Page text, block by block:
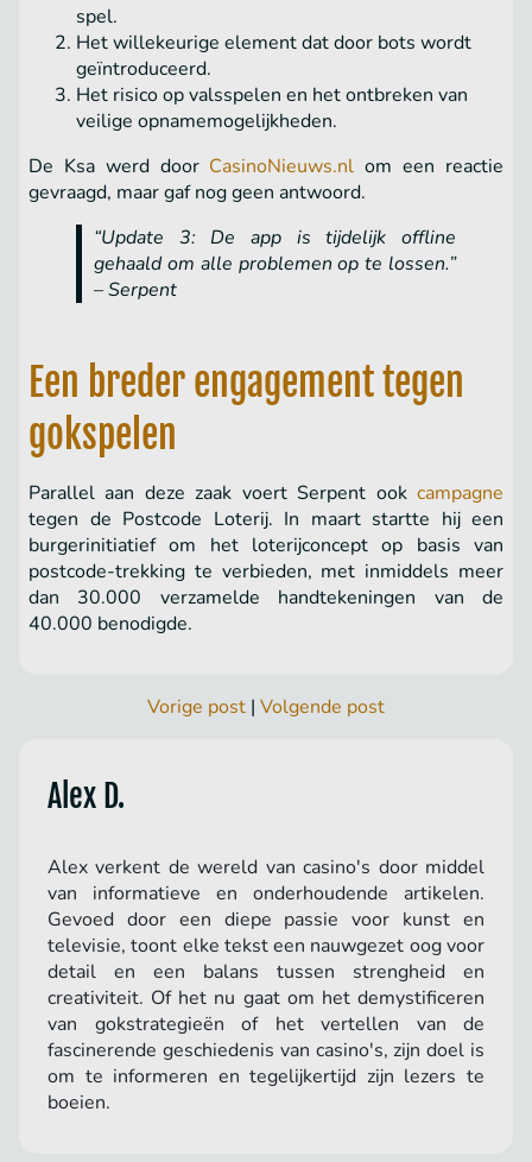
spel.
Het willekeurige element dat door bots wordt
geïntroduceerd.
Het risico op valsspelen en het ontbreken van
veilige opnamemogelijkheden.
De Ksa werd door CasinoNieuws.nl om een reactie
gevraagd, maar gaf nog geen antwoord.
“Update 3: De app is tijdelijk offline
gehaald om alle problemen op te lossen.”
– Serpent
Een breder engagement tegen
gokspelen
Parallel aan deze zaak voert Serpent ook campagne
tegen de Postcode Loterij. In maart startte hij een
burgerinitiatief om het loterijconcept op basis van
postcode-trekking te verbieden, met inmiddels meer
dan 30.000 verzamelde handtekeningen van de
40.000 benodigde.
Vorige post | Volgende post
Alex D.
Alex verkent de wereld van casino's door middel
van informatieve en onderhoudende artikelen.
Gevoed door een diepe passie voor kunst en
televisie, toont elke tekst een nauwgezet oog voor
detail en een balans tussen strengheid en
creativiteit. Of het nu gaat om het demystificeren
van gokstrategieën of het vertellen van de
fascinerende geschiedenis van casino's, zijn doel is
om te informeren en tegelijkertijd zijn lezers te
boeien.